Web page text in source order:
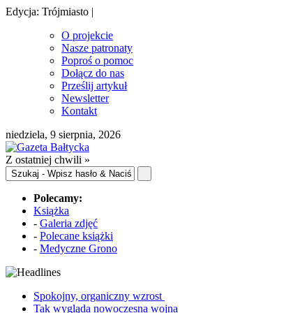
Edycja: Trójmiasto |
O projekcie
Nasze patronaty
Poproś o pomoc
Dołącz do nas
Prześlij artykuł
Newsletter
Kontakt
niedziela, 9 sierpnia, 2026
Z ostatniej chwili »
Polecamy:
Książka
- Galeria zdjęć
- Polecane książki
- Medyczne Grono
Spokojny, organiczny wzrost
Tak wygląda nowoczesna wojna